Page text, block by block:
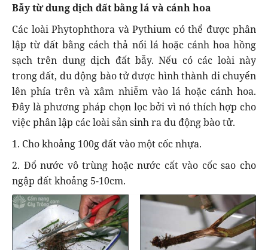
Bẫy từ dung dịch đất bằng lá và cánh hoa
Các loài Phytophthora và Pythium có thể được phân
lập từ đất bằng cách thả nổi lá hoặc cánh hoa hồng
sạch trên dung dịch đất bẫy. Nếu có các loài này
trong đất, du động bào tử được hình thành di chuyển
lên phía trên và xâm nhiễm vào lá hoặc cánh hoa.
Đây là phương pháp chọn lọc bởi vì nó thích hợp cho
việc phân lập các loài sản sinh ra du động bào tử.
1. Cho khoảng 100g đất vào một cốc nhựa.
2. Đổ nước vô trùng hoặc nước cất vào cốc sao cho
ngập đất khoảng 5-10cm.